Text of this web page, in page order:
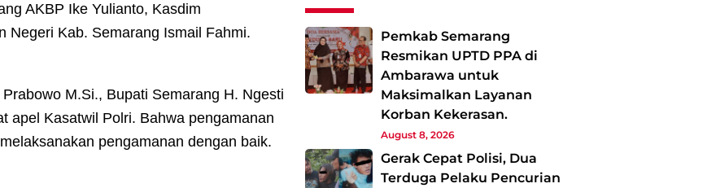
AKBP Ike Yulianto, Kasdim
Negeri Kab. Semarang Ismail Fahmi.
M.Si., Bupati Semarang H. Ngesti
apel Kasatwil Polri. Bahwa pengamanan
pengamanan dengan baik.
Pemkab Semarang
Resmikan UPTD PPA di
Ambarawa untuk
Maksimalkan Layanan
Korban Kekerasan.
August 8, 2026
Gerak Cepat Polisi, Dua
Terduga Pelaku Pencurian